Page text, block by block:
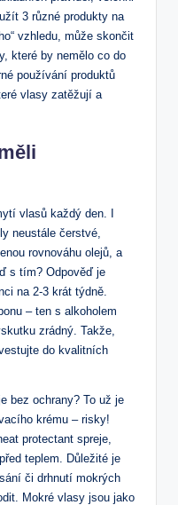
3 různé produkty na
​vzhledu, ‌může skončit
které by‌ nemělo ‍co do
používání ​produktů
vlasy zatěžují a
vlasů každý den.‍ I
neustále čerstvé,⁢
rovnováhu olejů, a
s ‌tím? Odpověď je
na 2-3‍ krát týdně.
–⁤ ten s ‍alkoholem
zrádný. Takže,
do ⁣kvalitních
⁢bez ochrany?‌ To už je
krému –⁢ risky!
protectant spreje,‌
teplem. Důležité je
či ⁣drhnutí‌ mokrých
Mokré vlasy jsou jako